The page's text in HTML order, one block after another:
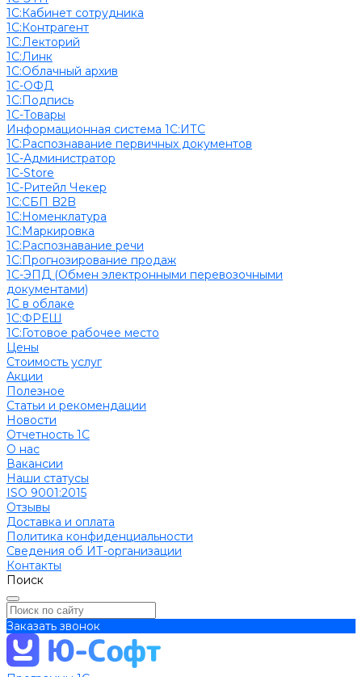
1С:Кабинет сотрудника
1С:Контрагент
1С:Лекторий
1С:Линк
1С:Облачный архив
1С-ОФД
1С:Подпись
1С-Товары
Информационная система 1С:ИТС
1С:Распознавание первичных документов
1С-Администратор
1С-Store
1С-Ритейл Чекер
1С:СБП B2B
1С:Номенклатура
1С:Маркировка
1С:Распознавание речи
1С:Прогнозирование продаж
1С-ЭПД (Обмен электронными перевозочными
документами)
1С в облаке
1С:ФРЕШ
1C:Готовое рабочее место
Цены
Стоимость услуг
Акции
Полезное
Cтатьи и рекомендации
Новости
Отчетность 1С
О нас
Вакансии
Наши статусы
ISO 9001:2015
Отзывы
Доставка и оплата
Политика конфиденциальности
Сведения об ИТ-организации
Контакты
Поиск
Заказать звонок